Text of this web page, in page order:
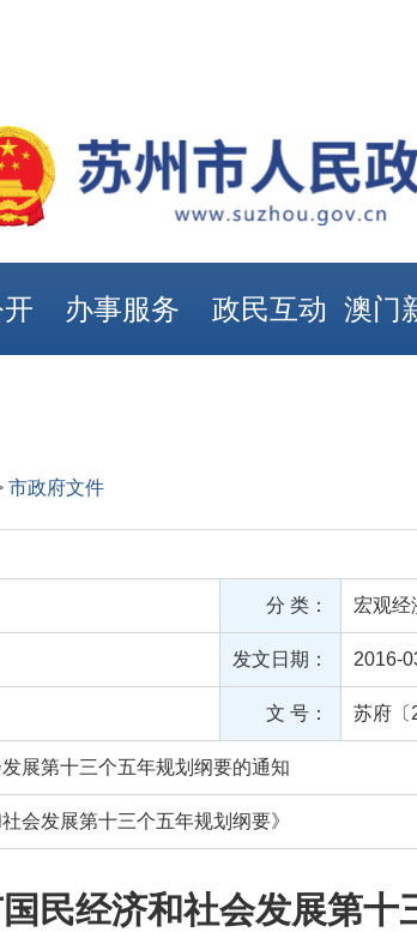
办事服务 政民互动 澳门
市政府文件
分 类： 宏观经
发文日期： 2016-
文 号： 苏府〔
展第十三个五年规划纲要的通知
会发展第十三个五年规划纲要》
民经济和社会发展第十